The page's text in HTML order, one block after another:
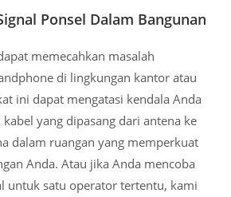
Ponsel Dalam Bangunan
memecahkan masalah
di lingkungan kantor atau
ini dapat mengatasi kendala Anda
yang dipasang dari antena ke
dalam ruangan yang memperkuat
Anda. Atau jika Anda mencoba
untuk satu operator tertentu, kami